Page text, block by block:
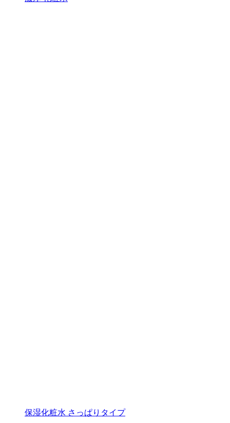
保湿化粧水 さっぱりタイプ